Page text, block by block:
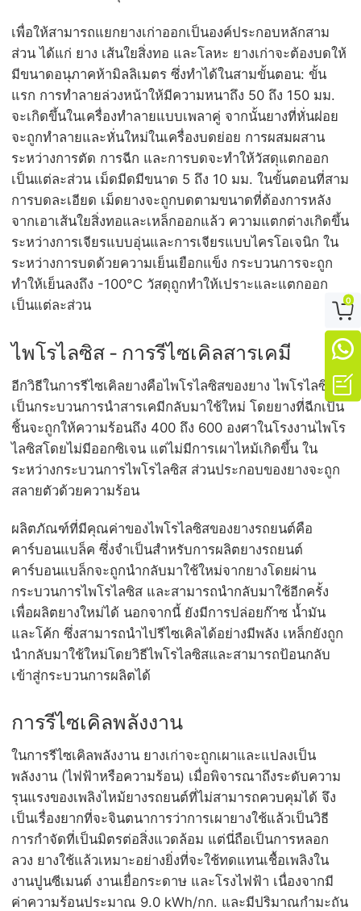
เพื่อให้สามารถแยกยางเก่าออกเป็นองค์ประกอบหลักสาม
ส่วน ได้แก่ ยาง เส้นใยสิ่งทอ และโลหะ ยางเก่าจะต้องบดให้
มีขนาดอนุภาคห้ามิลลิเมตร ซึ่งทำได้ในสามขั้นตอน: ขั้น
แรก การทำลายล่วงหน้าให้มีความหนาถึง 50 ถึง 150 มม.
จะเกิดขึ้นในเครื่องทำลายแบบเพลาคู่ จากนั้นยางที่หั่นฝอย
จะถูกทำลายและหั่นใหม่ในเครื่องบดย่อย การผสมผสาน
ระหว่างการตัด การฉีก และการบดจะทำให้วัสดุแตกออก
เป็นแต่ละส่วน เม็ดมีดมีขนาด 5 ถึง 10 มม. ในขั้นตอนที่สาม
การบดละเอียด เม็ดยางจะถูกบดตามขนาดที่ต้องการหลัง
จากเอาเส้นใยสิ่งทอและเหล็กออกแล้ว ความแตกต่างเกิดขึ้น
ระหว่างการเจียรแบบอุ่นและการเจียรแบบไครโอเจนิก ใน
ระหว่างการบดด้วยความเย็นเยือกแข็ง กระบวนการจะถูก
ทำให้เย็นลงถึง -100°C วัสดุถูกทำให้เปราะและแตกออก
เป็นแต่ละส่วน
ไพโรไลซิส - การรีไซเคิลสารเคมี
อีกวิธีในการรีไซเคิลยางคือไพโรไลซิสของยาง ไพโรไลซิส
เป็นกระบวนการนำสารเคมีกลับมาใช้ใหม่ โดยยางที่ฉีกเป็น
ชิ้นจะถูกให้ความร้อนถึง 400 ถึง 600 องศาในโรงงานไพโร
ไลซิสโดยไม่มีออกซิเจน แต่ไม่มีการเผาไหม้เกิดขึ้น ใน
ระหว่างกระบวนการไพโรไลซิส ส่วนประกอบของยางจะถูก
สลายตัวด้วยความร้อน
ผลิตภัณฑ์ที่มีคุณค่าของไพโรไลซิสของยางรถยนต์คือ
คาร์บอนแบล็ค ซึ่งจำเป็นสำหรับการผลิตยางรถยนต์
คาร์บอนแบล็กจะถูกนำกลับมาใช้ใหม่จากยางโดยผ่าน
กระบวนการไพโรไลซิส และสามารถนำกลับมาใช้อีกครั้ง
เพื่อผลิตยางใหม่ได้ นอกจากนี้ ยังมีการปล่อยก๊าซ น้ำมัน
และโค้ก ซึ่งสามารถนำไปรีไซเคิลได้อย่างมีพลัง เหล็กยังถูก
นำกลับมาใช้ใหม่โดยวิธีไพโรไลซิสและสามารถป้อนกลับ
เข้าสู่กระบวนการผลิตได้
การรีไซเคิลพลังงาน
ในการรีไซเคิลพลังงาน ยางเก่าจะถูกเผาและแปลงเป็น
พลังงาน (ไฟฟ้าหรือความร้อน) เมื่อพิจารณาถึงระดับความ
รุนแรงของเพลิงไหม้ยางรถยนต์ที่ไม่สามารถควบคุมได้ จึง
เป็นเรื่องยากที่จะจินตนาการว่าการเผายางใช้แล้วเป็นวิธี
การกำจัดที่เป็นมิตรต่อสิ่งแวดล้อม แต่นี่ถือเป็นการหลอก
ลวง ยางใช้แล้วเหมาะอย่างยิ่งที่จะใช้ทดแทนเชื้อเพลิงใน
งานปูนซีเมนต์ งานเยื่อกระดาษ และโรงไฟฟ้า เนื่องจากมี
ค่าความร้อนประมาณ 9.0 kWh/กก. และมีปริมาณกำมะถัน

0

